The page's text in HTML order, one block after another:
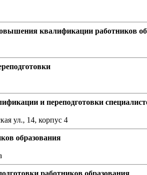
квалификации работников
и переподготовки
ул., 14, корпус 4
образования
работников образования